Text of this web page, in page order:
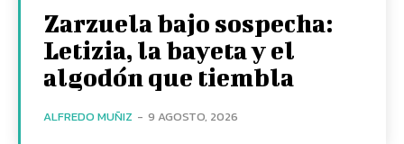
Zarzuela bajo sospecha:
Letizia, la bayeta y el
algodón que tiembla
ALFREDO MUÑIZ - 9 AGOSTO, 2026